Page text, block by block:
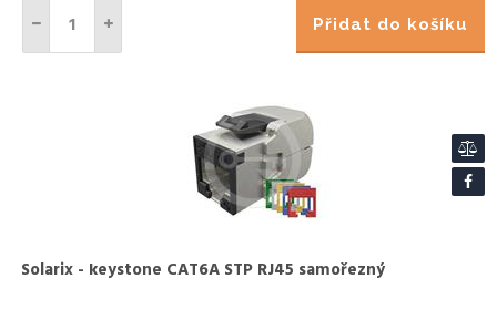
Přidat do košíku
Solarix - keystone CAT6A STP RJ45 samořezný